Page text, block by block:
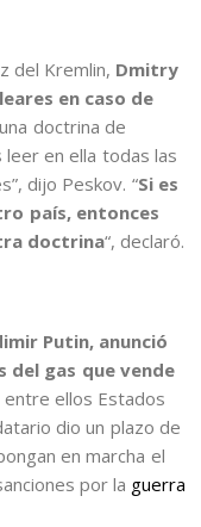
del Kremlin, Dmitry
en caso de
doctrina de
en ella todas las
dijo Peskov. “Si es
país, entonces
doctrina“, declaró.
Putin, anunció
del gas que vende
entre ellos Estados
dio un plazo de
en marcha el
por la guerra